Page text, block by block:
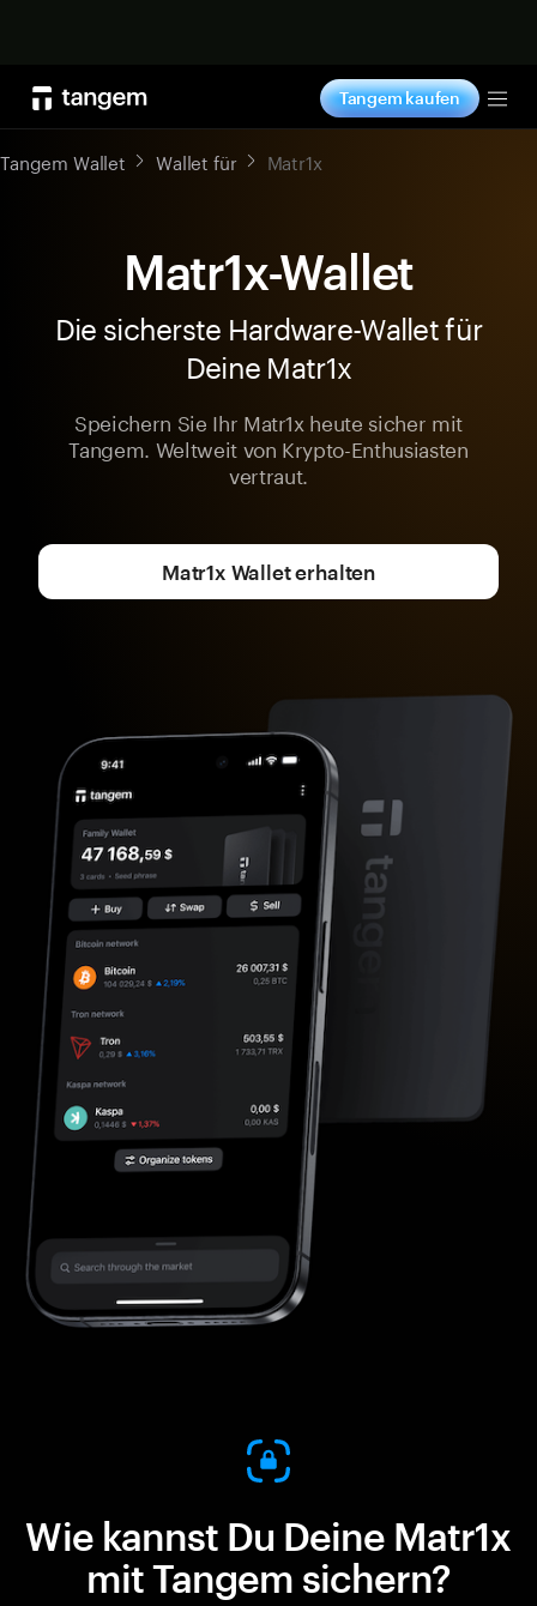
Tangem kaufen
Tangem Wallet Wallet für Matr1x
Matr1x-Wallet
Die sicherste Hardware-Wallet für
Deine Matr1x
Speichern Sie Ihr Matr1x heute sicher mit
Tangem. Weltweit von Krypto-Enthusiasten
vertraut.
Matr1x Wallet erhalten
Wie kannst Du Deine Matr1x
mit Tangem sichern?